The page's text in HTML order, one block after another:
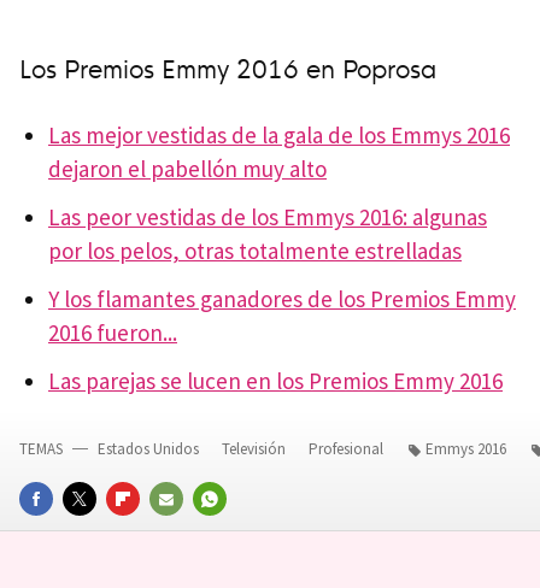
Los Premios Emmy 2016 en Poprosa
Las mejor vestidas de la gala de los Emmys 2016
dejaron el pabellón muy alto
Las peor vestidas de los Emmys 2016: algunas
por los pelos, otras totalmente estrelladas
Y los flamantes ganadores de los Premios Emmy
2016 fueron...
Las parejas se lucen en los Premios Emmy 2016
FACEBOOKTWITTERFLIPBOARD
E-
WHATSAPP
TEMAS Estados Unidos Televisión Profesional Emmys 2016